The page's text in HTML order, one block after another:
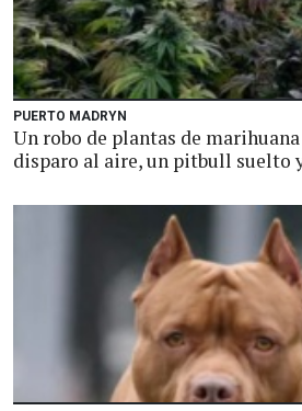
PUERTO MADRYN
Un robo de plantas de
disparo al aire, un pitbull suelto